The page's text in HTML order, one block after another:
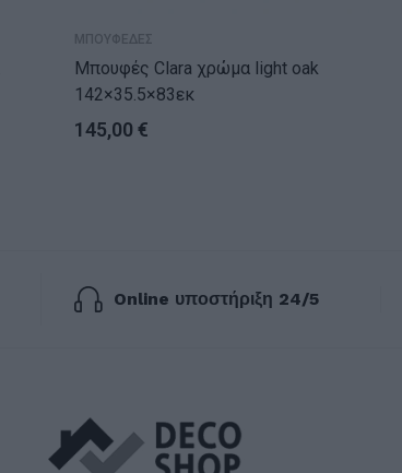
ΜΠΟΥΦΕΔΕΣ
Μπουφές Clara χρώμα light oak
142×35.5×83εκ
145,00 €
Online υποστήριξη 24/5